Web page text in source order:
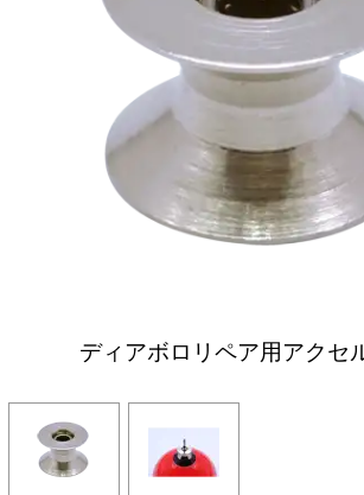
ディアボロリペア用アクセ